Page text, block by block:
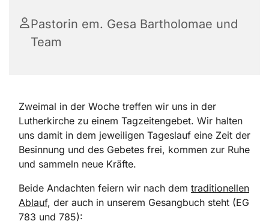
Pastorin em. Gesa Bartholomae und
Team
Zweimal in der Woche treffen wir uns in der
Lutherkirche zu einem Tagzeitengebet. Wir halten
uns damit in dem jeweiligen Tageslauf eine Zeit der
Besinnung und des Gebetes frei, kommen zur Ruhe
und sammeln neue Kräfte.
Beide Andachten feiern wir nach dem traditionellen
Ablauf, der auch in unserem Gesangbuch steht (EG
783 und 785):